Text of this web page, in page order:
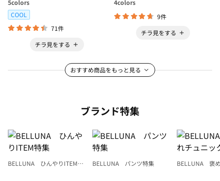
5colors
COOL
71件
チラ見をする
4colors
9件
チラ見をする
おすすめ商品をもっと見る
ブランド特集
BELLUNA ひんやりITEM特
BELLUNA パンツ特集
BELLUNA 褒